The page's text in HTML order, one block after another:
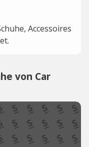
Accessoires
von Car